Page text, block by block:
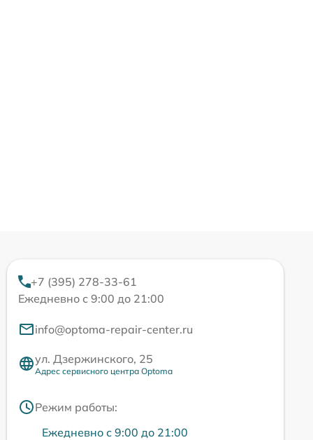
+7 (395) 278-33-61
Ежедневно с 9:00 до 21:00
info@optoma-repair-center.ru
ул. Дзержинского, 25
Адрес сервисного центра Optoma
Режим работы:
Ежедневно с 9:00 до 21:00